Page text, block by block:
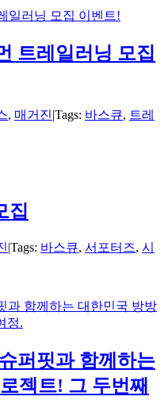
일러닝 모집 이벤트!
트레일러닝 모집
, 매거진|Tags: 바스큐, 트레
집
|Tags: 바스큐, 서포터즈, 시
과 함께하는 대한민국 방방
정.
퍼핏과 함께하는
젝트! 그 두번째